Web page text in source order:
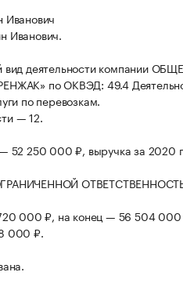
Иванович
Иванович.
вид деятельности компании
по ОКВЭД: 49.4
по перевозкам.
— 12.
52 250 000 ₽, выручка за 2020
000 ₽, на конец — 56 504
000 ₽.